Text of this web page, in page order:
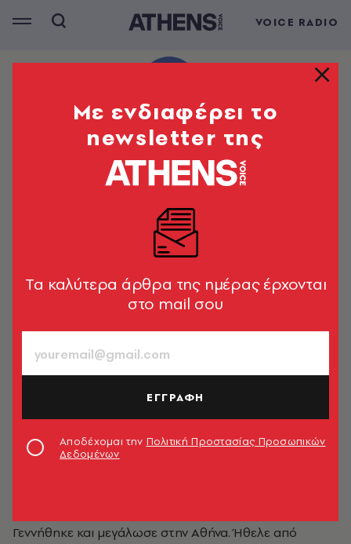
VOICE RADIO
Γεννήθηκε και μεγάλωσε στην Αθήνα. Ήθελε από
Mε ενδιαφέρει το
newsletter της
Tα καλύτερα άρθρα της ημέρας έρχονται
στο mail σου
ΕΓΓΡΑΦΗ
Αποδέχομαι την Πολιτική Προστασίας Προσωπικών
Δεδομένων